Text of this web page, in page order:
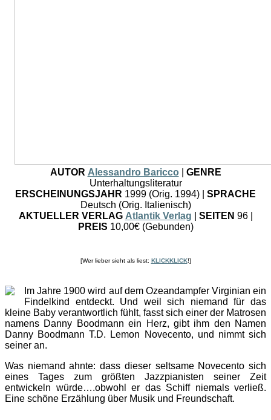
AUTOR Alessandro Baricco| GENRE
Unterhaltungsliteratur
ERSCHEINUNGSJAHR 1999 (Orig. 1994) | SPRACHE
Deutsch (Orig. Italienisch)
AKTUELLER VERLAG Atlantik Verlag SEITEN 96|
PREIS 10,00€ (Gebunden)
[Wer lieber sieht als liest: KLICKKLICK!]
Im Jahre 1900 wird auf dem Ozeandampfer Virginian ein
Findelkind entdeckt. Und weil sich niemand für das
kleine Baby verantwortlich fühlt, fasst sich einer der Matrosen
namens Danny Boodmann ein Herz, gibt ihm den Namen
Danny Boodmann T.D. Lemon Novecento, und nimmt sich
seiner an.
Was niemand ahnte: dass dieser seltsame Novecento sich
eines Tages zum größten Jazzpianisten seiner Zeit
entwickeln würde….obwohl er das Schiff niemals verließ.
Eine schöne Erzählung über Musik und Freundschaft.